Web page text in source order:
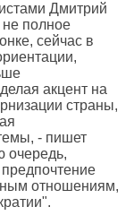
Дмитрий
полное
сейчас в
акцент на
страны,
- пишет
очередь,
предпочтение
отношениям,